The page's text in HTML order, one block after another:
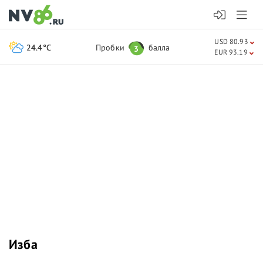
Изба
24.4°C Пробки 3 балла
USD 80.93
EUR 93.19